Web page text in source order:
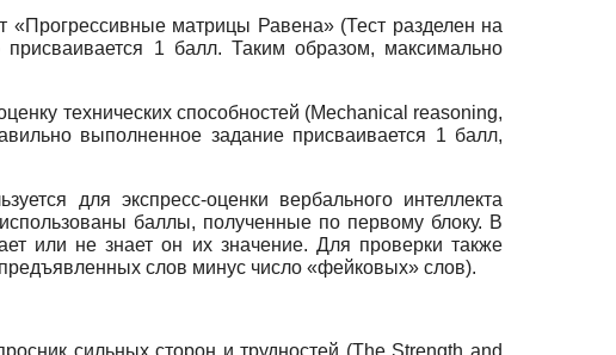
«Прогрессивные матрицы Равена» (Тест разделен на
1 балл. Таким образом, максимально
технических способностей (Mechanical reasoning,
выполненное задание присваивается 1 балл,
для экспресс-оценки вербального интеллекта
баллы, полученные по первому блоку. В
или не знает он их значение. Для проверки также
слов минус число «фейковых» слов).